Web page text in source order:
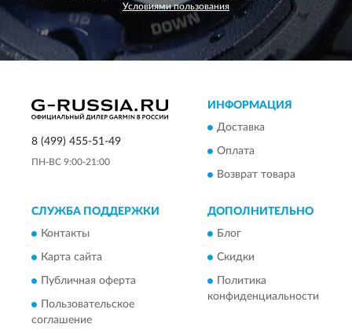
Условиями пользования
8 (499) 455-51-49
ПН-ВС 9:00-21:00
ИНФОРМАЦИЯ
Доставка
Оплата
Возврат товара
СЛУЖБА ПОДДЕРЖКИ
Контакты
Карта сайта
Публичная оферта
Пользовательское
соглашение
ДОПОЛНИТЕЛЬНО
Блог
Скидки
Политика
конфиденциальности